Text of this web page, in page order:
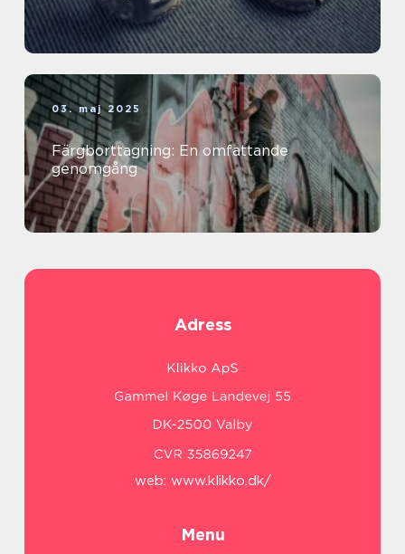
03. maj 2025
Färgborttagning: En omfattande
genomgång
Adress
web: www.klikko.dk/
Menu